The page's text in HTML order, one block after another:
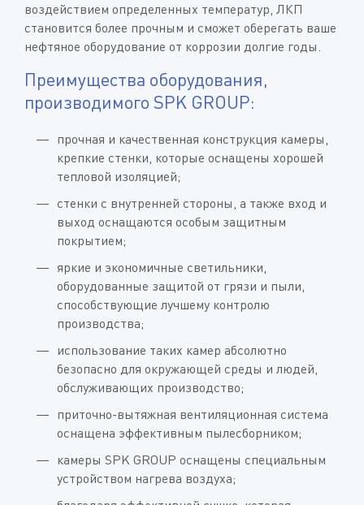
воздействием определенных температур, ЛКП
становится более прочным и сможет оберегать ваше
нефтяное оборудование от коррозии долгие годы.
Преимущества оборудования,
производимого SPK GROUP:
прочная и качественная конструкция камеры,
крепкие стенки, которые оснащены хорошей
тепловой изоляцией;
стенки с внутренней стороны, а также вход и
выход оснащаются особым защитным
покрытием;
яркие и экономичные светильники,
оборудованные защитой от грязи и пыли,
способствующие лучшему контролю
производства;
использование таких камер абсолютно
безопасно для окружающей среды и людей,
обслуживающих производство;
приточно-вытяжная вентиляционная система
оснащена эффективным пылесборником;
камеры SPK GROUP оснащены специальным
устройством нагрева воздуха;